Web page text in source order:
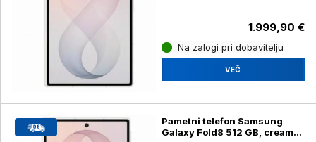
1.999,90 €
Na zalogi pri dobavitelju
VEČ
Pametni telefon Samsung
Galaxy Fold8 512 GB, cream